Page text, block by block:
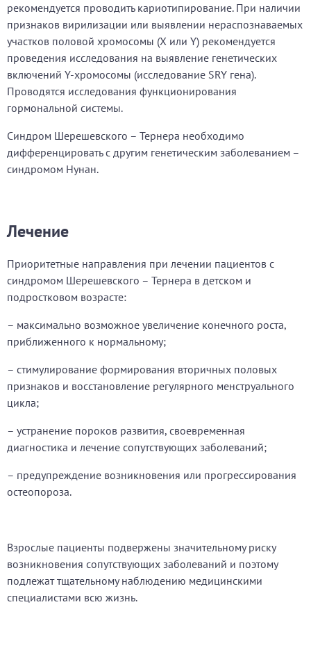
рекомендуется проводить кариотипирование. При наличии
признаков вирилизации или выявлении нераспознаваемых
участков половой хромосомы (X или Y) рекомендуется
проведения исследования на выявление генетических
включений Y-хромосомы (исследование SRY гена).
Проводятся исследования функционирования
гормональной системы.
Синдром Шерешевского – Тернера необходимо
дифференцировать с другим генетическим заболеванием –
синдромом Нунан.
Лечение
Приоритетные направления при лечении пациентов с
синдромом Шерешевского – Тернера в детском и
подростковом возрасте:
– максимально возможное увеличение конечного роста,
приближенного к нормальному;
– стимулирование формирования вторичных половых
признаков и восстановление регулярного менструального
цикла;
– устранение пороков развития, своевременная
диагностика и лечение сопутствующих заболеваний;
– предупреждение возникновения или прогрессирования
остеопороза.
Взрослые пациенты подвержены значительному риску
возникновения сопутствующих заболеваний и поэтому
подлежат тщательному наблюдению медицинскими
специалистами всю жизнь.